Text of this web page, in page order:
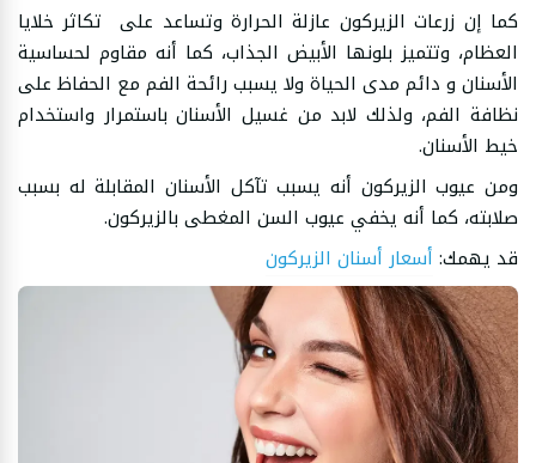
كما إن زرعات الزيركون عازلة الحرارة وتساعد على تكاثر خلايا
العظام، وتتميز بلونها الأبيض الجذاب، كما أنه مقاوم لحساسية
الأسنان و دائم مدى الحياة ولا يسبب رائحة الفم مع الحفاظ على
نظافة الفم، ولذلك لابد من غسيل الأسنان باستمرار واستخدام
خيط الأسنان.
ومن عيوب الزيركون أنه يسبب تآكل الأسنان المقابلة له بسبب
صلابته، كما أنه يخفي عيوب السن المغطى بالزيركون.
قد يهمك: أسعار أسنان الزيركون